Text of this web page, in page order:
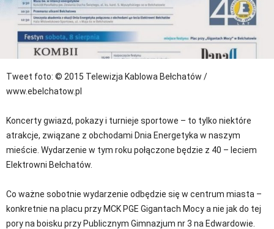
Tweet foto: © 2015 Telewizja Kablowa Bełchatów /
www.ebelchatow.pl
Koncerty gwiazd, pokazy i turnieje sportowe – to tylko niektóre
atrakcje, związane z obchodami Dnia Energetyka w naszym
mieście. Wydarzenie w tym roku połączone będzie z 40 – leciem
Elektrowni Bełchatów.
Co ważne sobotnie wydarzenie odbędzie się w centrum miasta –
konkretnie na placu przy MCK PGE Gigantach Mocy a nie jak do tej
pory na boisku przy Publicznym Gimnazjum nr 3 na Edwardowie.